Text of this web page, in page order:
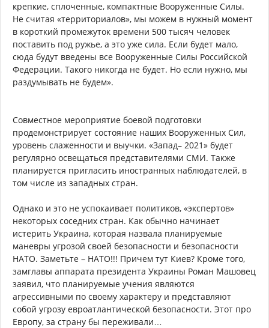
крепкие, сплоченные, компактные Вооруженные Силы.
Не считая «территориалов», мы можем в нужный момент
в короткий промежуток времени 500 тысяч человек
поставить под ружье, а это уже сила. Если будет мало,
сюда будут введены все Вооруженные Силы Российской
Федерации. Такого никогда не будет. Но если нужно, мы
раздумывать не будем».
Совместное мероприятие боевой подготовки
продемонстрирует состояние наших Вооруженных Сил,
уровень слаженности и выучки. «Запад– 2021» будет
регулярно освещаться представителями СМИ. Также
планируется пригласить иностранных наблюдателей, в
том числе из западных стран.
Однако и это не успокаивает политиков, «экспертов»
некоторых соседних стран. Как обычно начинает
истерить Украина, которая назвала планируемые
маневры угрозой своей безопасности и безопасности
НАТО. Заметьте – НАТО!!! Причем тут Киев? Кроме того,
замглавы аппарата президента Украины Роман Машовец
заявил, что планируемые учения являются
агрессивными по своему характеру и представляют
собой угрозу евроатлантической безопасности. Этот про
Европу, за страну бы переживали…